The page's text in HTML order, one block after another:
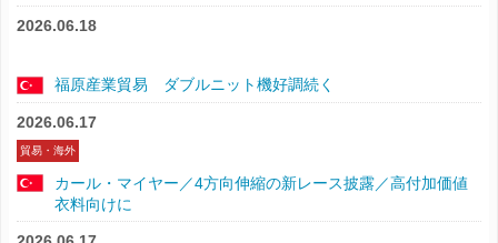
2026.06.18
福原産業貿易 ダブルニット機好調続く
2026.06.17
貿易・海外
カール・マイヤー／4方向伸縮の新レース披露／高付加価値
衣料向けに